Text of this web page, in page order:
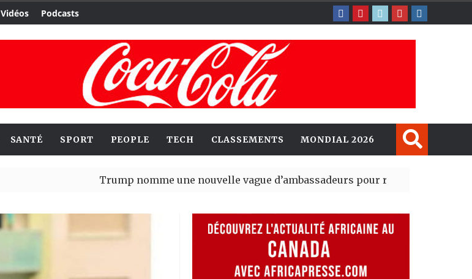
Vidéos Podcasts
SANTÉ SPORT PEOPLE TECH CLASSEMENTS MONDIAL 2026
Trump nomme une nouvelle vague d’ambassadeurs pour renforcer la présence